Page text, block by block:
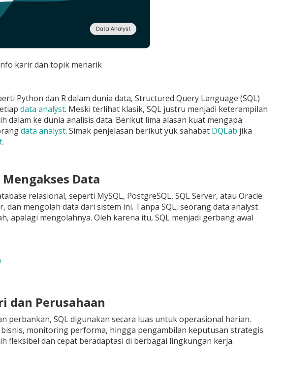
karir dan topik menarik
Python dan R dalam dunia data, Structured Query Language (SQL)
data analyst. Meski terlihat klasik, SQL justru menjadi keterampilan
ke dunia analisis data. Berikut lima alasan kuat mengapa
data analyst. Simak penjelasan berikut yuk sahabat DQLab jika
.
Data
relasional, seperti MySQL, PostgreSQL, SQL Server, atau Oracle.
mengolah data dari sistem ini. Tanpa SQL, seorang data analyst
apalagi mengolahnya. Oleh karena itu, SQL menjadi gerbang awal
dan Perusahaan
SQL digunakan secara luas untuk operasional harian.
monitoring performa, hingga pengambilan keputusan strategis.
fleksibel dan cepat beradaptasi di berbagai lingkungan kerja.